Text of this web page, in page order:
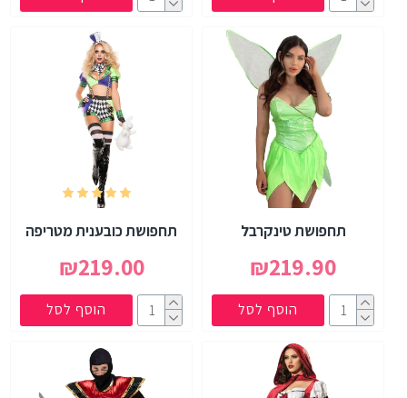
תחפושת טינקרבל
₪219.90
הוסף לסל
תחפושת כובענית מטריפה
₪219.00
הוסף לסל